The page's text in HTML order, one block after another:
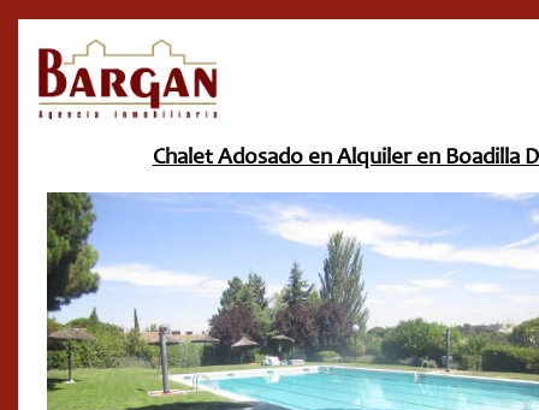
Chalet Adosado en Alquiler en Boadilla